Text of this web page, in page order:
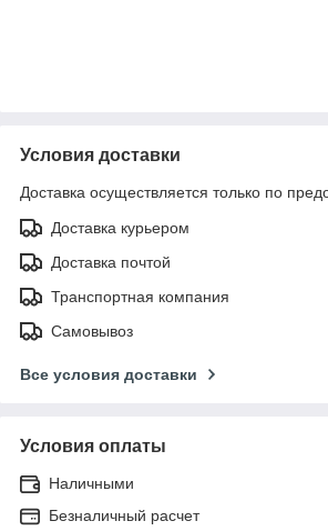
Условия доставки
Доставка осуществляется только по
Доставка курьером
Доставка почтой
Транспортная компания
Самовывоз
Все условия доставки
Условия оплаты
Наличными
Безналичный расчет